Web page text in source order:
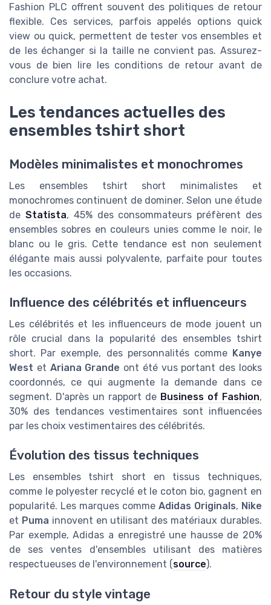
Fashion PLC offrent souvent des politiques de retour
flexible. Ces services, parfois appelés options quick
view ou quick, permettent de tester vos ensembles et
de les échanger si la taille ne convient pas. Assurez-
vous de bien lire les conditions de retour avant de
conclure votre achat.
Les tendances actuelles des
ensembles tshirt short
Modèles minimalistes et monochromes
Les ensembles tshirt short minimalistes et
monochromes continuent de dominer. Selon une étude
de Statista, 45% des consommateurs préfèrent des
ensembles sobres en couleurs unies comme le noir, le
blanc ou le gris. Cette tendance est non seulement
élégante mais aussi polyvalente, parfaite pour toutes
les occasions.
Influence des célébrités et influenceurs
Les célébrités et les influenceurs de mode jouent un
rôle crucial dans la popularité des ensembles tshirt
short. Par exemple, des personnalités comme Kanye
West et Ariana Grande ont été vus portant des looks
coordonnés, ce qui augmente la demande dans ce
segment. D'après un rapport de Business of Fashion,
30% des tendances vestimentaires sont influencées
par les choix vestimentaires des célébrités.
Évolution des tissus techniques
Les ensembles tshirt short en tissus techniques,
comme le polyester recyclé et le coton bio, gagnent en
popularité. Les marques comme Adidas Originals, Nike
et Puma innovent en utilisant des matériaux durables.
Par exemple, Adidas a enregistré une hausse de 20%
de ses ventes d'ensembles utilisant des matières
respectueuses de l'environnement (source).
Retour du style vintage